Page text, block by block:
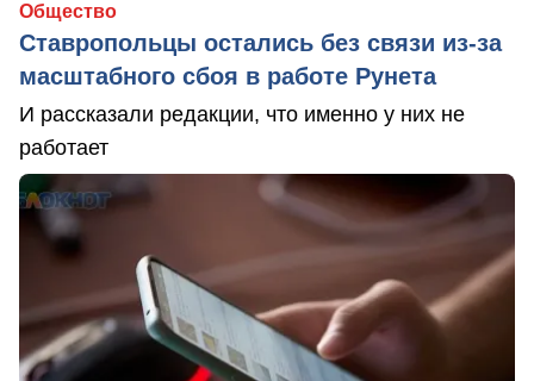
Общество
Ставропольцы остались без связи из-за
масштабного сбоя в работе Рунета
И рассказали редакции, что именно у них не
работает